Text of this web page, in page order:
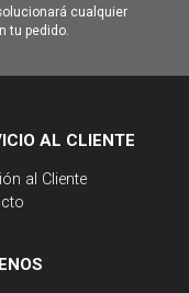
cualquier
tu pedido.
AL CLIENTE
al Cliente